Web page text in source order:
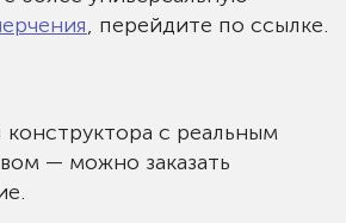
, перейдите по ссылке.
конструктора с реальным
— можно заказать